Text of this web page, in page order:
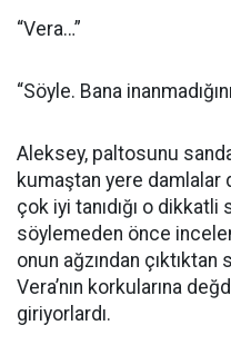
“Vera…”
“Söyle. Bana
Aleksey, paltosunu
kumaştan yere damlalar
çok iyi tanıdığı o
söylemeden önce
onun ağzından çıktıktan
Vera’nın korkularına
giriyorlardı.